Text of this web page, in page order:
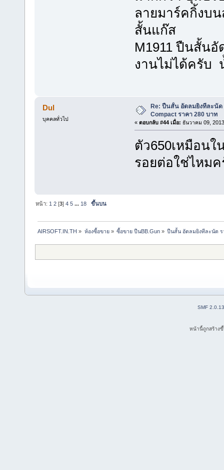
ลายมาร์คกิ้งบ
สั้นแก๊ส
M1911 ปืนสั้น
งานไม่ได้ครับ
Dul
บุคคลทั่วไป
Re: ปืนสั้น อัดลมยิงทีละนัด
Compact ราคา 280 บาท
« ตอบกลับ #44 เมื่อ: ธันวาคม 09,
ตัว650เหมือน
รอยต่อใช่ไหม
หน้า: 1 2 [3]4 5 ... 18 ขึ้นบน
AIRSOFT.IN.TH » ห้องซื้อขาย» ซื้อขาย ปืนBB.Gun» ปืนสั้น อัดลมยิงทีละนัด ร
SMF 2.0.13
หน้านี้ถูกสร้าง